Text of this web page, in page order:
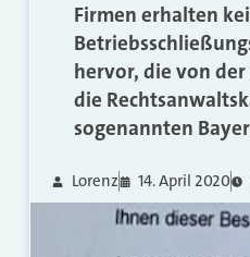
Firmen erhalten
hervor, die von
die
sogenannten
Lorenz 14. April 2020